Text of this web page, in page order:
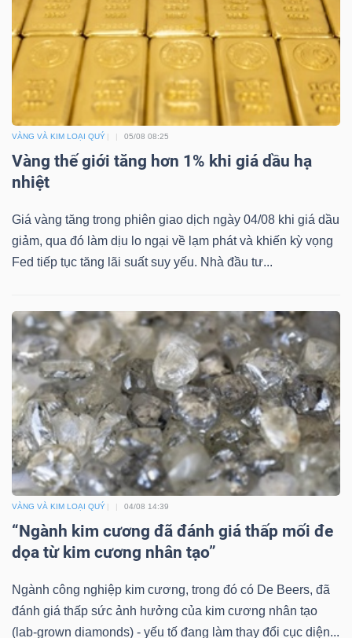
VÀNG VÀ KIM LOẠI QUÝ 05/08 08:25
Vàng thế giới tăng hơn 1% khi giá dầu hạ
nhiệt
Giá vàng tăng trong phiên giao dịch ngày 04/08 khi giá dầu
giảm, qua đó làm dịu lo ngại về lạm phát và khiến kỳ vọng
Fed tiếp tục tăng lãi suất suy yếu. Nhà đầu tư...
VÀNG VÀ KIM LOẠI QUÝ 04/08 14:39
“Ngành kim cương đã đánh giá thấp mối đe
dọa từ kim cương nhân tạo”
Ngành công nghiệp kim cương, trong đó có De Beers, đã
đánh giá thấp sức ảnh hưởng của kim cương nhân tạo
(lab-grown diamonds) - yếu tố đang làm thay đổi cục diện...
Công
cụ
tư
Truyền
thông
tài
chính
Dữ
liệu
tài
chính